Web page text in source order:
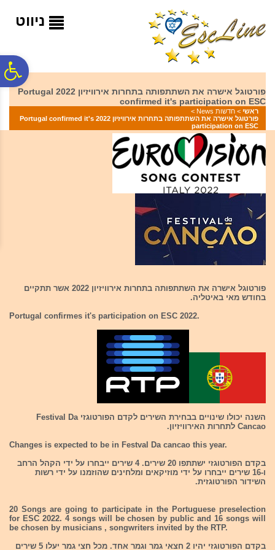
המרכזי
ניווט
פורטוגל אישרה את השתתפותה בתחרות אירוויזיון 2022 Portugal
confirmed it's participation on ESC
ראשי > חדשות News
>
פורטוגל אישרה את השתתפותה בתחרות אירוויזיון 2022 Portugal confirmed it's
participation on ESC
פורטוגל אישרה את השתתפותה בתחרות אירוויזיון 2022 אשר תתקיים
בחודש מאי באיטליה.
Portugal confirmes it's participation on ESC 2022.
השנה יכולו שינויים בבחירת השירים לקדם הפורטוגזי Festival Da
Cancao לתחרות האירוויזיון.
Changes is expected to be in Festval Da cancao this year.
בקדם הפורטוגזי ישתתפו 20 שירים. 4 שירים ייבחרו על ידי הקהל הרחב
ו-16 שירים ייבחרו על ידי מוזיקאים ומלחינים שהוזמנו על ידי רשות
השידור הפורטוגזית.
20 Songs are going to participate in the Portuguese preselection
for ESC 2022. 4 songs will be chosen by public and 16 songs will
be chosen by musicians , songwriters invited by the RTP.
בקדם הפורטוגזי יהיו 2 חצאי גמר וגמר אחד. מכל חצי גמר יעלו 5 שירים